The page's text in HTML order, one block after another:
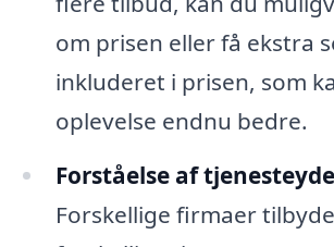
om prisen eller få ekstra
inkluderet i prisen, som
oplevelse endnu bedre.
Forståelse af
Forskellige firmaer